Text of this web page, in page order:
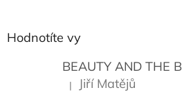
Hodnotíte vy
BEAUTY AND THE
Hodnocení produktu je 5 z
| Jiří Matějů